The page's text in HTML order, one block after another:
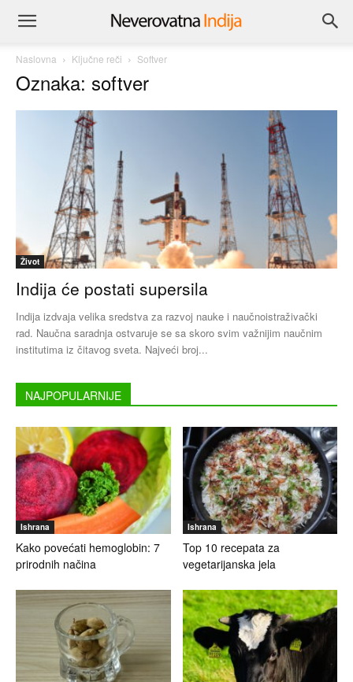
Naslovna Ključne reči Softver
Oznaka: softver
Život
Indija će postati supersila
Indija izdvaja velika sredstva za razvoj nauke i naučnoistraživački
rad. Naučna saradnja ostvaruje se sa skoro svim važnijim naučnim
institutima iz čitavog sveta. Najveći broj...
NAJPOPULARNIJE
Ishrana
Kako povećati hemoglobin: 7
prirodnih načina
Ishrana
Top 10 recepata za
vegetarijanska jela